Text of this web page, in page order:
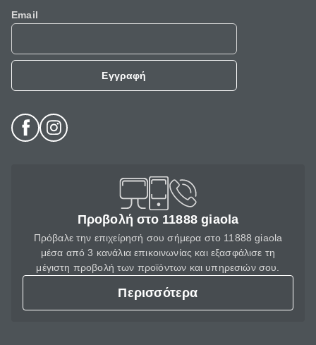
Email
Εγγραφή
Προβολή στο 11888 giaola
Πρόβαλε την επιχείρησή σου σήμερα στο 11888 giaola
μέσα από 3 κανάλια επικοινωνίας και εξασφάλισε τη
μέγιστη προβολή των προϊόντων και υπηρεσιών σου.
Περισσότερα